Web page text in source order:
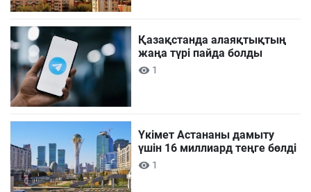
Қазақстанда алаяқтықтың
жаңа түрі пайда болды
1
Үкімет Астананы дамыту
үшін 16 миллиард теңге бөлді
1